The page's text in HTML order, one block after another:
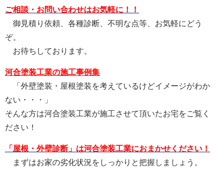
ご相談・お問い合わせはお気軽に！！
御見積り依頼、各種診断、不明な点等、お気軽にどう
ぞ。
お待ちしております。
河合塗装工業の施工事例集
「外壁塗装・屋根塗装を考えているけどイメージがわか
ない・・・」
そんな方は河合塗装工業が施工させて頂いたお宅をご覧く
ださい！
「屋根・外壁診断」は河合塗装工業におまかせください！
まずはお家の劣化状況をしっかりと把握しましょう。